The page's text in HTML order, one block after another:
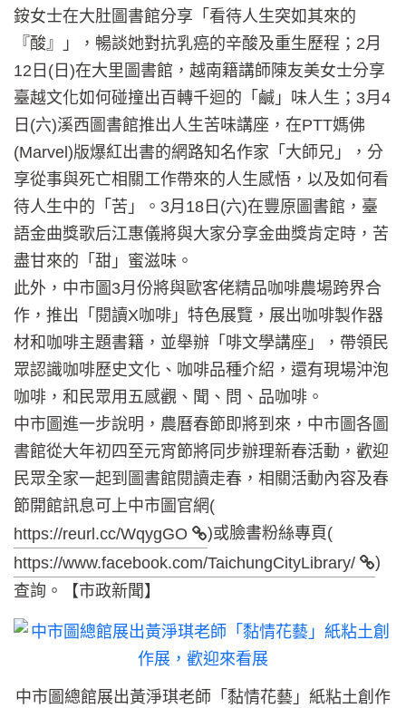
銨女士在大肚圖書館分享「看待人生突如其來的
『酸』」，暢談她對抗乳癌的辛酸及重生歷程；2月
12日(日)在大里圖書館，越南籍講師陳友美女士分享
臺越文化如何碰撞出百轉千迴的「鹹」味人生；3月4
日(六)溪西圖書館推出人生苦味講座，在PTT媽佛
(Marvel)版爆紅出書的網路知名作家「大師兄」，分
享從事與死亡相關工作帶來的人生感悟，以及如何看
待人生中的「苦」。3月18日(六)在豐原圖書館，臺
語金曲獎歌后江惠儀將與大家分享金曲獎肯定時，苦
盡甘來的「甜」蜜滋味。
此外，中市圖3月份將與歐客佬精品咖啡農場跨界合
作，推出「閱讀X咖啡」特色展覽，展出咖啡製作器
材和咖啡主題書籍，並舉辦「啡文學講座」，帶領民
眾認識咖啡歷史文化、咖啡品種介紹，還有現場沖泡
咖啡，和民眾用五感觀、聞、問、品咖啡。
中市圖進一步說明，農曆春節即將到來，中市圖各圖
書館從大年初四至元宵節將同步辦理新春活動，歡迎
民眾全家一起到圖書館閱讀走春，相關活動內容及春
節開館訊息可上中市圖官網(
https://reurl.cc/WqygGO
)或臉書粉絲專頁(
https://www.facebook.com/TaichungCityLibrary/
)
查詢。【市政新聞】
中市圖總館展出黃淨琪老師「黏情花藝」紙粘土創作